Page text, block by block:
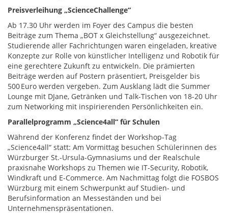
Preisverleihung „ScienceChallenge“
Ab 17.30 Uhr werden im Foyer des Campus die besten
Beiträge zum Thema „BOT x Gleichstellung“ ausgezeichnet.
Studierende aller Fachrichtungen waren eingeladen, kreative
Konzepte zur Rolle von künstlicher Intelligenz und Robotik für
eine gerechtere Zukunft zu entwickeln. Die prämierten
Beiträge werden auf Postern präsentiert, Preisgelder bis
500 Euro werden vergeben. Zum Ausklang lädt die Summer
Lounge mit DJane, Getränken und Talk-Tischen von 18-20 Uhr
zum Networking mit inspirierenden Persönlichkeiten ein.
Parallelprogramm „Science4all“ für Schulen
Während der Konferenz findet der Workshop-Tag
„Science4all“ statt: Am Vormittag besuchen Schülerinnen des
Würzburger St.-Ursula-Gymnasiums und der Realschule
praxisnahe Workshops zu Themen wie IT-Security, Robotik,
Windkraft und E-Commerce. Am Nachmittag folgt die FOSBOS
Würzburg mit einem Schwerpunkt auf Studien- und
Berufsinformation an Messeständen und bei
Unternehmenspräsentationen.